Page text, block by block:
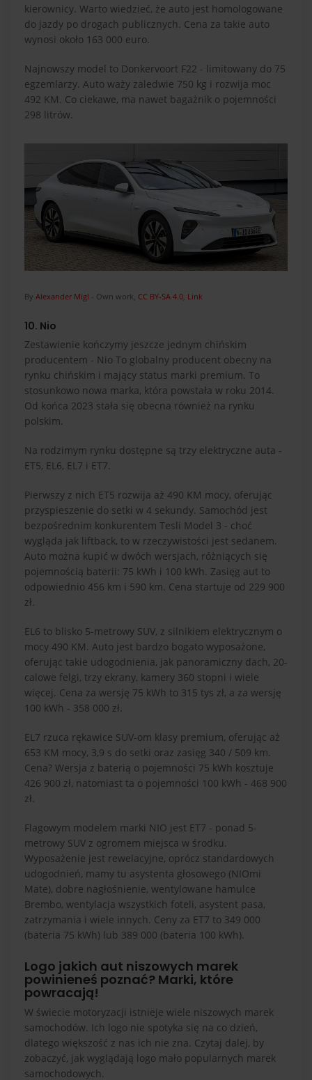
kierownicy. Warto wiedzieć, że auto jest homologowane
do jazdy po drogach publicznych. Cena za takie auto
wynosi około 163 000 euro.
Najnowszy model to Donkervoort F22 - limitowany do 75
egzemlarzy. Auto waży zaledwie 750 kg i rozwija moc
492 KM. Co ciekawe, ma nawet bagażnik o pojemności
298 litrów.
By Alexander Migl - Own work, CC BY-SA 4.0, Link
10. Nio
Zestawienie kończymy jeszcze jednym chińskim
producentem - Nio To globalny producent obecny na
rynku chińskim i mający status marki premium. To
stosunkowo nowa marka, która powstała w roku 2014.
Od końca 2023 stała się obecna również na rynku
polskim.
Na rodzimym rynku dostępne są trzy elektryczne auta -
ET5, EL6, EL7 i ET7.
Pierwszy z nich ET5 rozwija aż 490 KM mocy, oferując
przyspieszenie do setki w 4 sekundy. Samochód jest
bezpośrednim konkurentem Tesli Model 3 - choć
wygląda jak liftback, to w rzeczywistości jest sedanem.
Auto można kupić w dwóch wersjach, różniących się
pojemnością baterii: 75 kWh i 100 kWh. Zasięg aut to
odpowiednio 456 km i 590 km. Cena startuje od 229 900
zł.
EL6 to blisko 5-metrowy SUV, z silnikiem elektrycznym o
mocy 490 KM. Auto jest bardzo bogato wyposażone,
oferując takie udogodnienia, jak panoramiczny dach, 20-
calowe felgi, trzy ekrany, kamery 360 stopni i wiele
więcej. Cena za wersję 75 kWh to 315 tys zł, a za wersję
100 kWh - 358 000 zł.
EL7 rzuca rękawice SUV-om klasy premium, oferując aż
653 KM mocy, 3,9 s do setki oraz zasięg 340 / 509 km.
Cena? Wersja z baterią o pojemności 75 kWh kosztuje
426 900 zł, natomiast ta o pojemności 100 kWh - 468 900
zł.
Flagowym modelem marki NIO jest ET7 - ponad 5-
metrowy SUV z ogromem miejsca w środku.
Wyposażenie jest rewelacyjne, oprócz standardowych
udogodnień, mamy tu asystenta głosowego (NIOmi
Mate), dobre nagłośnienie, wentylowane hamulce
Brembo, wentylacja wszystkich foteli, asystent pasa,
zatrzymania i wiele innych. Ceny za ET7 to 349 000
(bateria 75 kWh) lub 389 000 (bateria 100 kWh).
Logo jakich aut niszowych marek
powinieneś poznać? Marki, które
powracają!
W świecie motoryzacji istnieje wiele niszowych marek
samochodów. Ich logo nie spotyka się na co dzień,
dlatego większość z nas ich nie zna. Czytaj dalej, by
zobaczyć, jak wyglądają logo mało popularnych marek
samochodowych.